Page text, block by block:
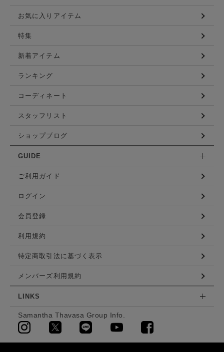
お気に入りアイテム
特集
新着アイテム
ランキング
コーディネート
スタッフリスト
ショップブログ
GUIDE
ご利用ガイド
ログイン
会員登録
利用規約
特定商取引法に基づく表示
メンバーズ利用規約
LINKS
Samantha Thavasa Group Info.